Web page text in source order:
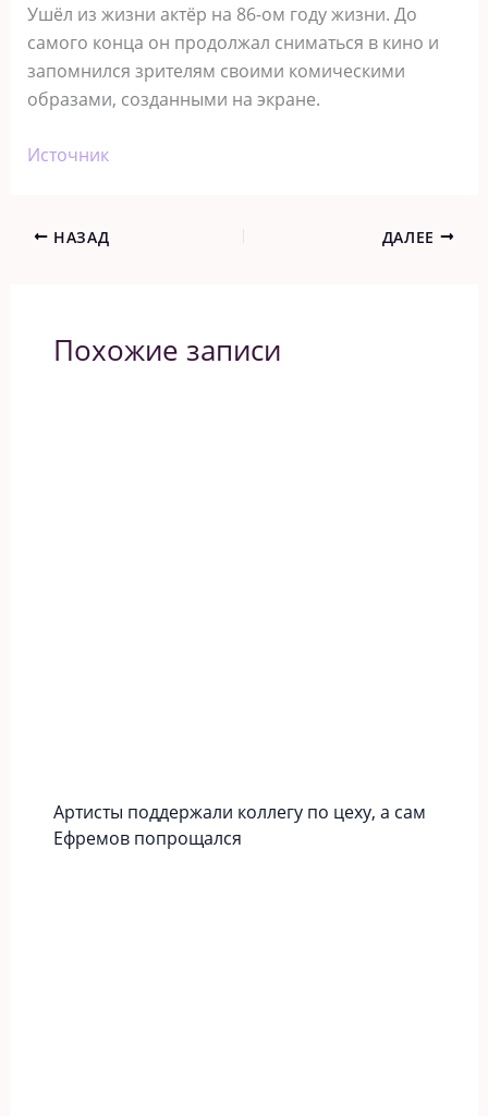
Ушёл из жизни актёр на 86-ом году жизни. До
самого конца он продолжал сниматься в кино и
запомнился зрителям своими комическими
образами, созданными на экране.
Источник
НАЗАД ДАЛЕЕ
Похожие записи
Артисты поддержали коллегу по цеху, а сам
Ефремов попрощался